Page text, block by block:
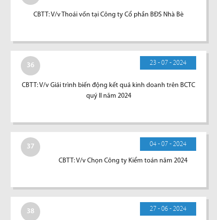
CBTT: V/v Thoái vốn tại Công ty Cổ phần BĐS Nhà Bè
36 23 - 07 - 2024
CBTT: V/v Giải trình biến động kết quả kinh doanh trên BCTC
quý II năm 2024
37 04 - 07 - 2024
CBTT: V/v Chọn Công ty Kiểm toán năm 2024
38 27 - 06 - 2024